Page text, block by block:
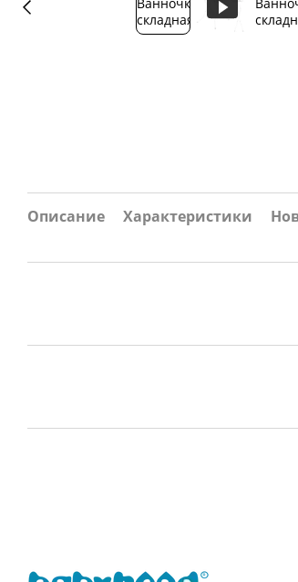
Описание Характеристики